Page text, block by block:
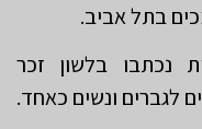
בתל אביב.
נכתבו בלשון זכר
לגברים ונשים כאחד.